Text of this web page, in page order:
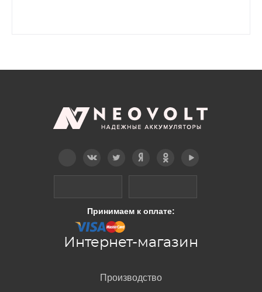
Принимаем к оплате:
Интернет-магазин
Производство